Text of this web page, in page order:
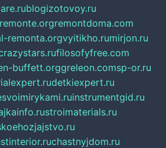
blogizotovoy.ru
remontdoma.com
remonta.orgvyitikho.rumirjon.ru
filosofyfree.com
buffett.orggreleon.comsp-or.ru
detkiexpert.ru
instrumentgid.ru
stroimaterials.ru
chastnyjdom.ru